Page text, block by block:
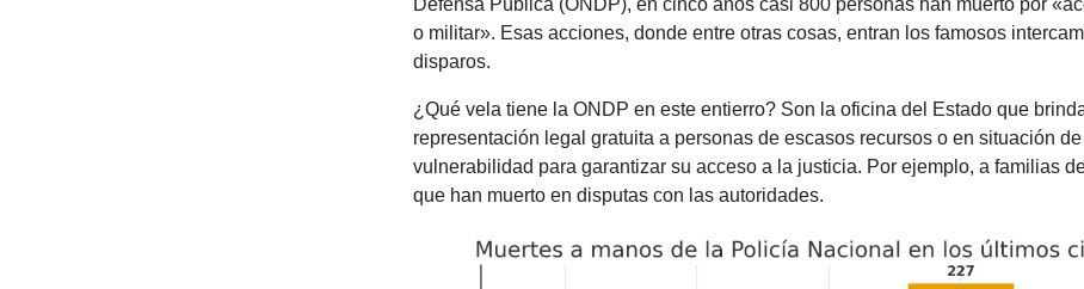
Defensa Pública (ONDP), en cinco años casi 800 personas han muerto por
o militar». Esas acciones, donde entre otras cosas, entran los famosos
disparos.
¿Qué vela tiene la ONDP en este entierro? Son la oficina del Estado que
representación legal gratuita a personas de escasos recursos o en situación de
vulnerabilidad para garantizar su acceso a la justicia. Por ejemplo, a familias
que han muerto en disputas con las autoridades.